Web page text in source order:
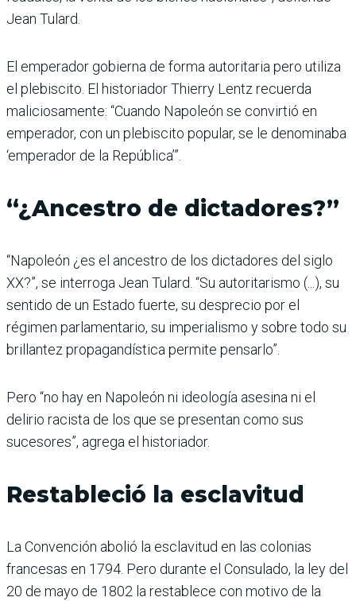
Jean Tulard.
El emperador gobierna de forma autoritaria pero utiliza
el plebiscito. El historiador Thierry Lentz recuerda
maliciosamente: “Cuando Napoleón se convirtió en
emperador, con un plebiscito popular, se le denominaba
‘emperador de la República’”.
“¿Ancestro de dictadores?”
“Napoleón ¿es el ancestro de los dictadores del siglo
XX?”, se interroga Jean Tulard. “Su autoritarismo (...), su
sentido de un Estado fuerte, su desprecio por el
régimen parlamentario, su imperialismo y sobre todo su
brillantez propagandística permite pensarlo”.
Pero “no hay en Napoleón ni ideología asesina ni el
delirio racista de los que se presentan como sus
sucesores”, agrega el historiador.
Restableció la esclavitud
La Convención abolió la esclavitud en las colonias
francesas en 1794. Pero durante el Consulado, la ley del
20 de mayo de 1802 la restablece con motivo de la